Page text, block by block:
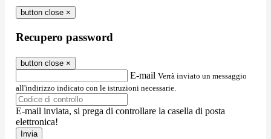
button close ×
Recupero password
button close ×
E-mail Verrà inviato un messaggio
all'indirizzo indicato con le istruzioni necessarie.
E-mail inviata, si prega di controllare la casella di posta
elettronica!